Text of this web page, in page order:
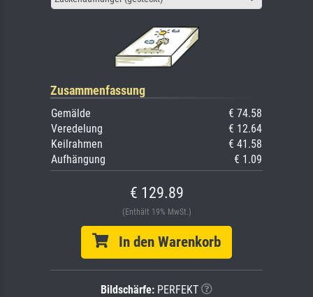
Zusammenfassung
Gemälde
€ 74.58
Veredelung
€ 12.64
Keilrahmen
€ 41.58
Aufhängung
€ 1.09
€ 129.89
(Enthält 19% MwSt.)
In den Warenkorb
Bildschärfe: PERFEKT